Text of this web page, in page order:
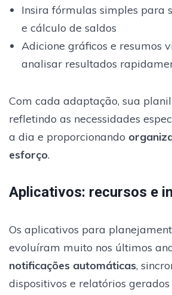
Insira fórmulas simples para
e cálculo de saldos
Adicione gráficos e resumos
analisar resultados
Com cada adaptação, sua
refletindo as necessidades
a dia e proporcionando
esforço.
Aplicativos: recursos e
Os aplicativos para
evoluíram muito nos últimos
notificações automáticas,
dispositivos e relatórios